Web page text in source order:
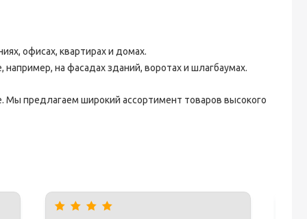
офисах, квартирах и домах.
на фасадах зданий, воротах и шлагбаумах.
Мы предлагаем широкий ассортимент товаров высокого